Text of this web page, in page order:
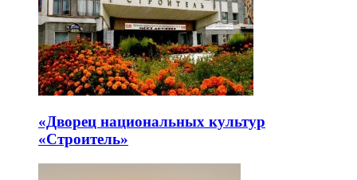
«Дворец национальных культур
«Строитель»